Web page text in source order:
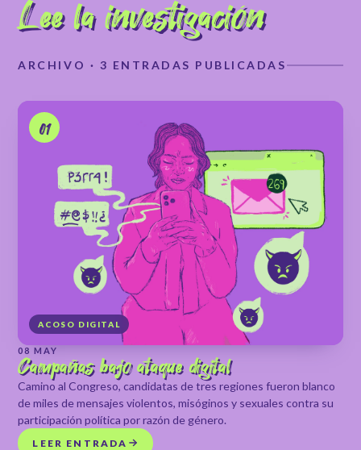
Lee la investigación
ARCHIVO · 3 ENTRADAS PUBLICADAS
01
ACOSO DIGITAL
08 MAY
Campañas bajo ataque digital
Camino al Congreso, candidatas de tres regiones fueron blanco
de miles de mensajes violentos, misóginos y sexuales contra su
participación política por razón de género.
LEER ENTRADA